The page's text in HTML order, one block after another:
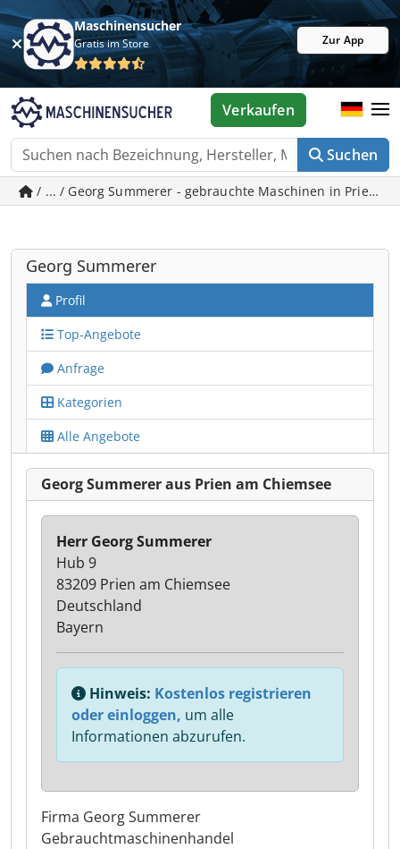
Maschinensucher
Gratis im Store Zur App
Suchen
Verkaufen
/ ... / Georg Summerer - gebrauchte Maschinen in Prien
Georg Summerer
Profil
Top-Angebote
Anfrage
Kategorien
Alle Angebote
Georg Summerer aus Prien am Chiemsee
Firma Georg Summerer
Gebrauchtmaschinenhandel
Herr Georg Summerer
Hub 9
83209 Prien am Chiemsee
Deutschland
Bayern
Hinweis: Kostenlos registrieren
oder einloggen, um alle
Informationen abzurufen.